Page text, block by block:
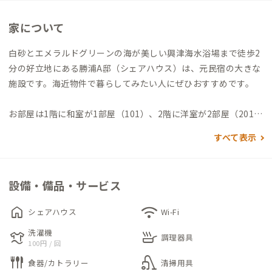
家について
白砂とエメラルドグリーンの海が美しい興津海水浴場まで徒歩2
分の好立地にある勝浦A邸（シェアハウス）は、元民宿の大きな
施設です。海近物件で暮らしてみたい人にぜひおすすめです。
お部屋は1階に和室が1部屋（101）、2階に洋室が2部屋（201、
101は布団が2人分用意されていて、最大2名まで利用可能。
の大きめのデスクが用意されています。
共有部分はキッチン、ダイニング、浴室、洗面所、トイレ、お
庭。ダイニングではパソコン作業が可能です。4人掛けテーブル
が2台、ダイニングチェアが4脚、スタッキングチェアが5脚あり
ます。
すべて表示
設備・備品・サービス
home シェアハウス wifi Wi-Fi
laundry 洗濯機
100円 / 回 skillet 調理器具
flatware 食器/カトラリー vacuum 清掃用具